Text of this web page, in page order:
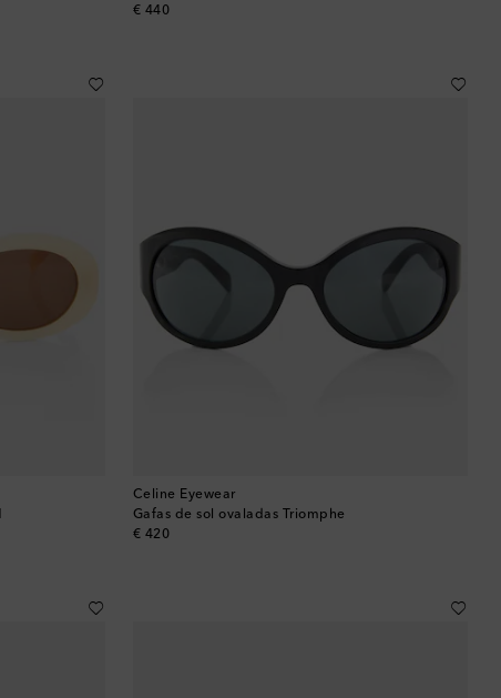
€ 440
original price
Celine Eyewear
Gafas de sol ovaladas Triomphe
€ 420
original price